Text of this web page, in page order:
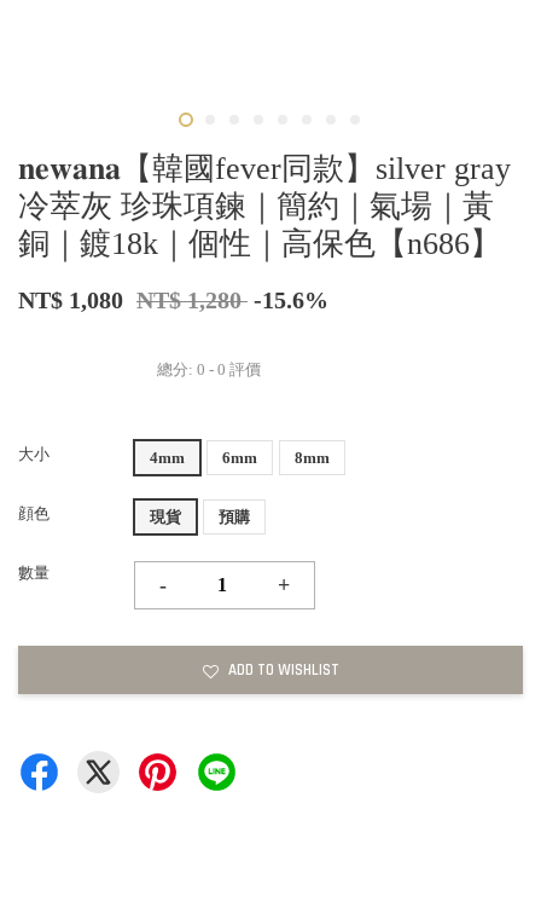
𝐧𝐞𝐰𝐚𝐧𝐚【韓國fever同款】silver gray
冷萃灰 珍珠項鍊｜簡約｜氣場｜黃
銅｜鍍18k｜個性｜高保色【n686】
NT$ 1,080 NT$ 1,280 -15.6%
總分: 0 - 0 評價
大小 4mm 6mm 8mm
顔色 現貨 預購
數量
- +
ADD TO WISHLIST